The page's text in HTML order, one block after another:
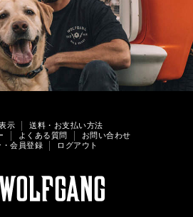
示
送料・お支払い方法
よくある質問
お問い合わせ
・会員登録
ログアウト